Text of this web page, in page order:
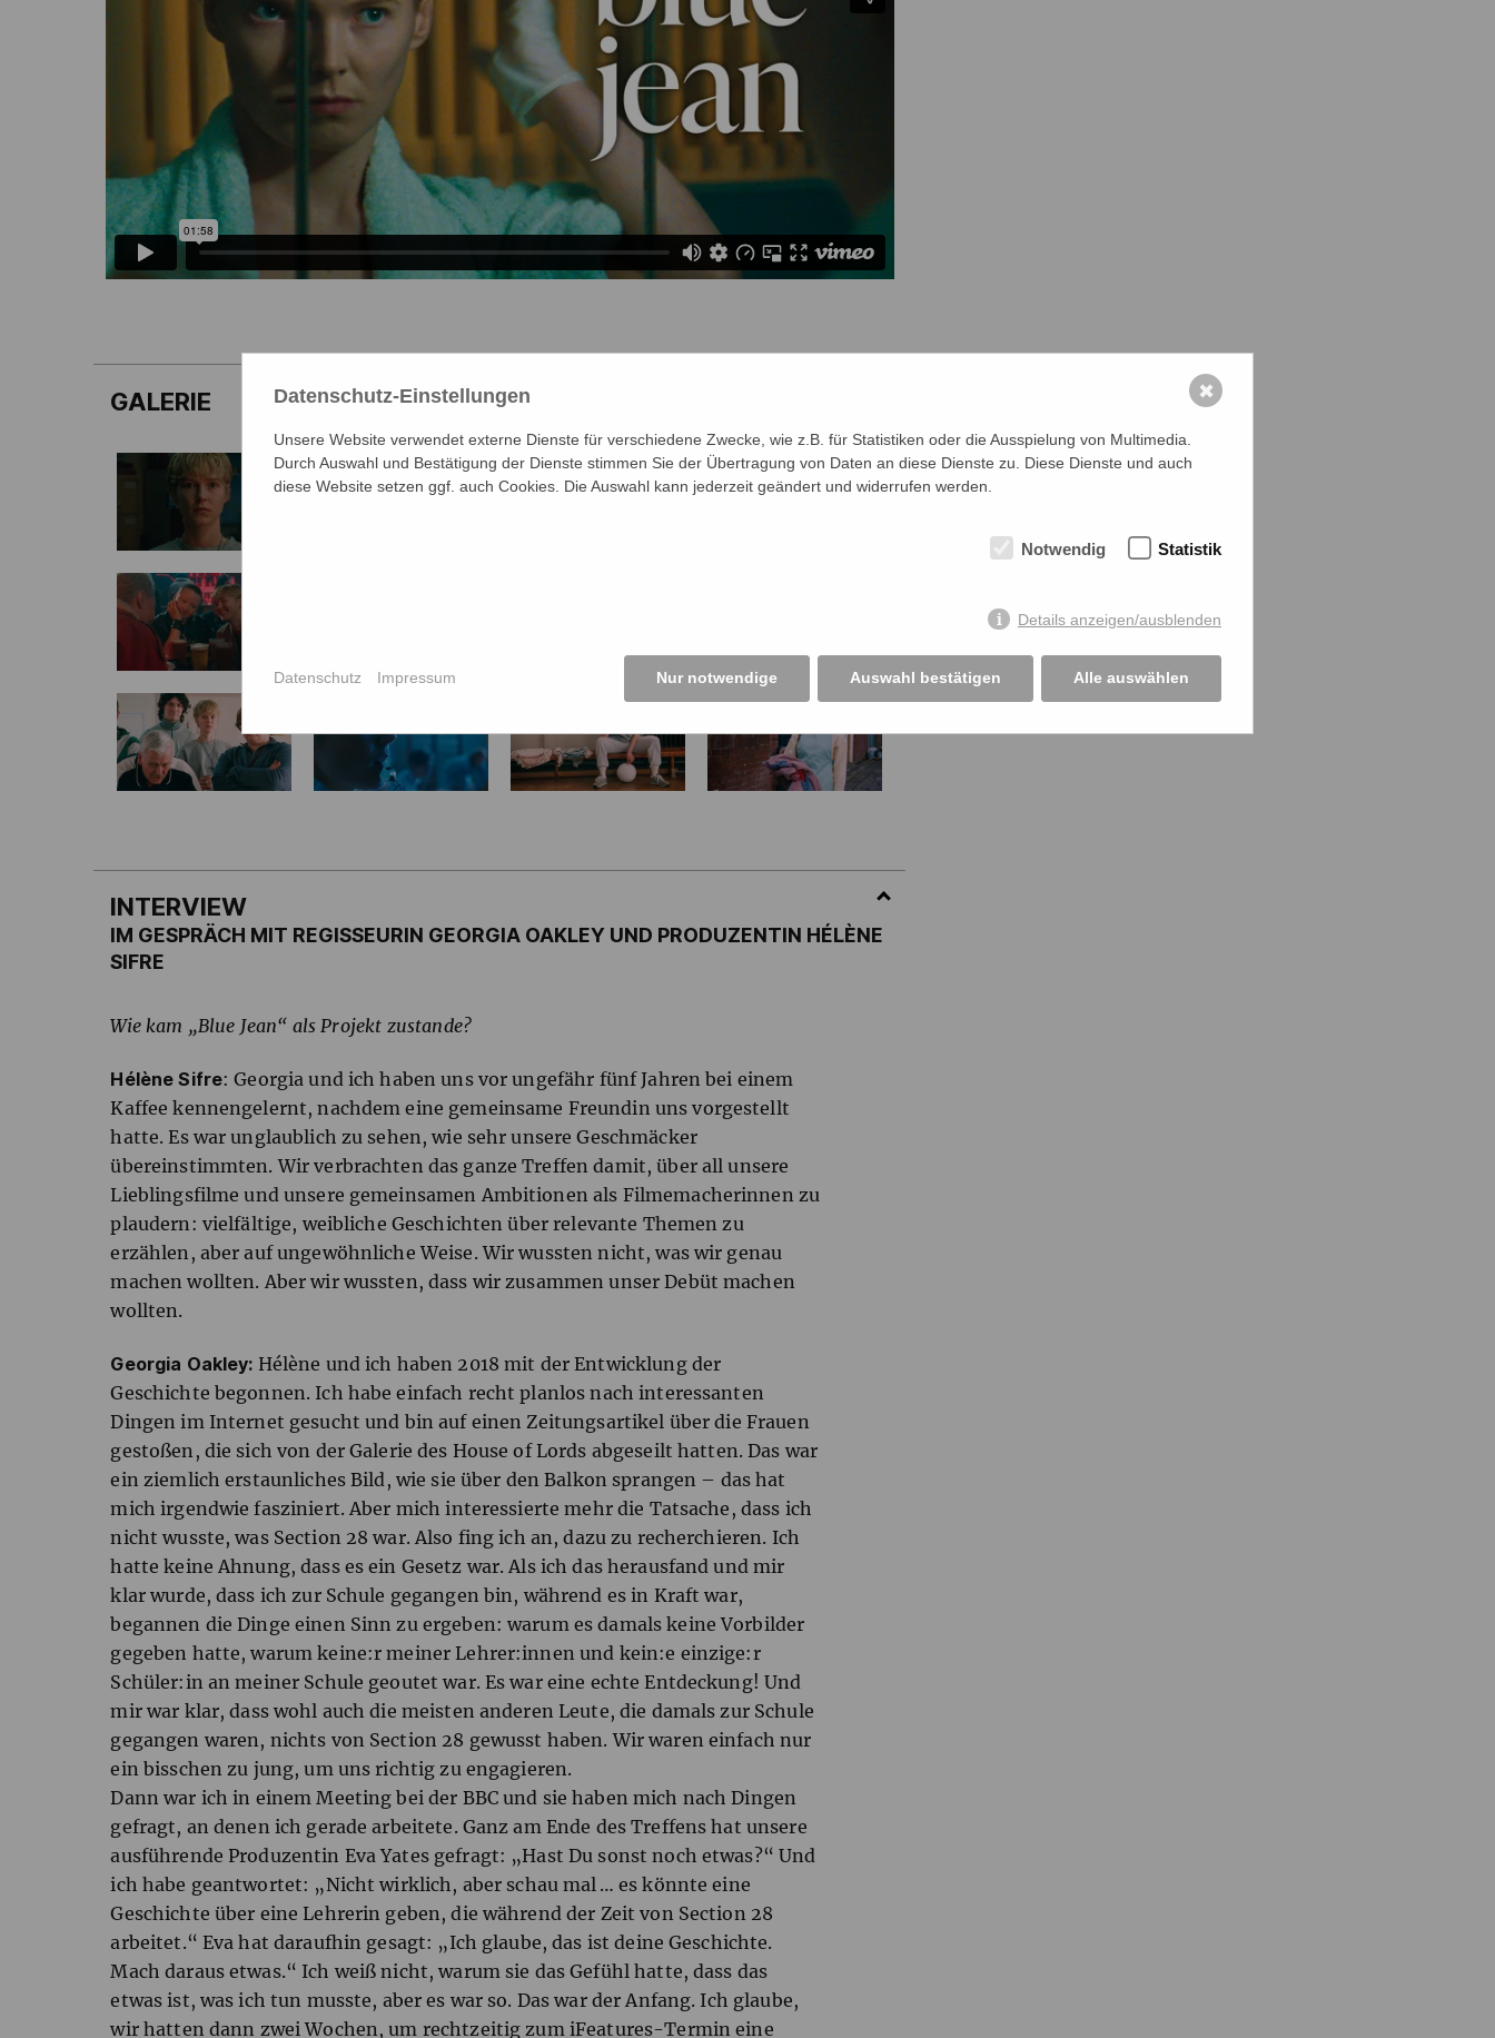
GALERIE
INTERVIEW
IM GESPRÄCH MIT REGISSEURIN GEORGIA OAKLEY UND PRODUZENTIN HÉLÈNE
SIFRE
Wie kam „Blue Jean“ als Projekt zustande?
Hélène Sifre: Georgia und ich haben uns vor ungefähr fünf Jahren bei einem
Kaffee kennengelernt, nachdem eine gemeinsame Freundin uns vorgestellt
hatte. Es war unglaublich zu sehen, wie sehr unsere Geschmäcker
übereinstimmten. Wir verbrachten das ganze Treffen damit, über all unsere
Lieblingsfilme und unsere gemeinsamen Ambitionen als Filmemacherinnen zu
plaudern: vielfältige, weibliche Geschichten über relevante Themen zu
erzählen, aber auf ungewöhnliche Weise. Wir wussten nicht, was wir genau
machen wollten. Aber wir wussten, dass wir zusammen unser Debüt machen
wollten.
Georgia Oakley: Hélène und ich haben 2018 mit der Entwicklung der
Geschichte begonnen. Ich habe einfach recht planlos nach interessanten
Dingen im Internet gesucht und bin auf einen Zeitungsartikel über die Frauen
gestoßen, die sich von der Galerie des House of Lords abgeseilt hatten. Das war
ein ziemlich erstaunliches Bild, wie sie über den Balkon sprangen – das hat
mich irgendwie fasziniert. Aber mich interessierte mehr die Tatsache, dass ich
nicht wusste, was Section 28 war. Also fing ich an, dazu zu recherchieren. Ich
hatte keine Ahnung, dass es ein Gesetz war. Als ich das herausfand und mir
klar wurde, dass ich zur Schule gegangen bin, während es in Kraft war,
begannen die Dinge einen Sinn zu ergeben: warum es damals keine Vorbilder
gegeben hatte, warum keine:r meiner Lehrer:innen und kein:e einzige:r
Schüler:in an meiner Schule geoutet war. Es war eine echte Entdeckung! Und
mir war klar, dass wohl auch die meisten anderen Leute, die damals zur Schule
gegangen waren, nichts von Section 28 gewusst haben. Wir waren einfach nur
ein bisschen zu jung, um uns richtig zu engagieren.
Dann war ich in einem Meeting bei der BBCund sie haben mich nach Dingen
gefragt, an denen ich gerade arbeitete. Ganz am Ende des Treffens hat unsere
ausführende Produzentin Eva Yates gefragt: „Hast Du sonst noch etwas?“ Und
ich habe geantwortet: „Nicht wirklich, aber schau mal … es könnte eine
Geschichte über eine Lehrerin geben, die während der Zeit von Section 28
arbeitet.“ Eva hat daraufhin gesagt: „Ich glaube, das ist deine Geschichte.
Mach daraus etwas.“ Ich weiß nicht, warum sie das Gefühl hatte, dass das
etwas ist, was ich tun musste, aber es war so. Das war der Anfang. Ich glaube,
wir hatten dann zwei Wochen, um recht­zeitig zum iFeatures-Termin eine
Datenschutz-Einstellungen
Unsere Website verwendet externe Dienste für verschiedene Zwecke, wie z.B. für Statistiken oder die Ausspielung von Multimedia.
Durch Auswahl und Bestätigung der Dienste stimmen Sie der Übertragung von Daten an diese Dienste zu. Diese Dienste und auch
diese Website setzen ggf. auch Cookies. Die Auswahl kann jederzeit geändert und widerrufen werden.
Notwendig Statistik
Details anzeigen/ausblenden
Nur notwendige Auswahl bestätigen Alle auswählen
Datenschutz Impressum
✖